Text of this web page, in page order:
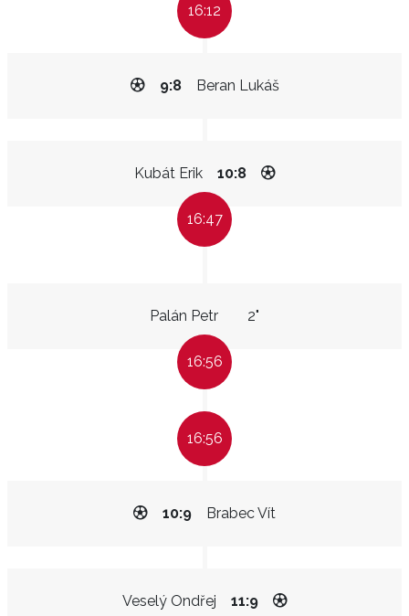
16:12
Beran Lukáš
9:8
Kubát Erik 10:8
16:47
Palán Petr 2"
16:56
16:56
Brabec Vít
10:9
Veselý Ondřej 11:9